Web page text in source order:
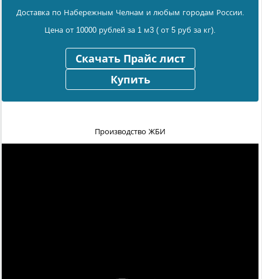
Доставка по Набережным Челнам и любым городам России.
Цена от 10000 рублей за 1 м3 ( от 5 руб за кг).
Скачать Прайс лист
Купить
Производство ЖБИ